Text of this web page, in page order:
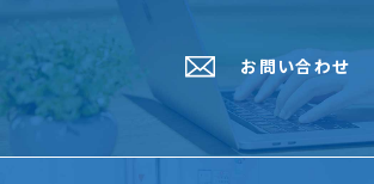
お問い合わせ